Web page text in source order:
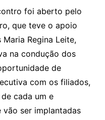
foi aberto pelo
que teve o apoio
Regina Leite,
na condução dos
de
com os filiados,
cada um e
vão ser implantadas